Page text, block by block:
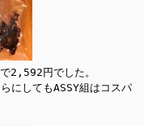
2,592円でした。
にしてもASSY組はコスパ